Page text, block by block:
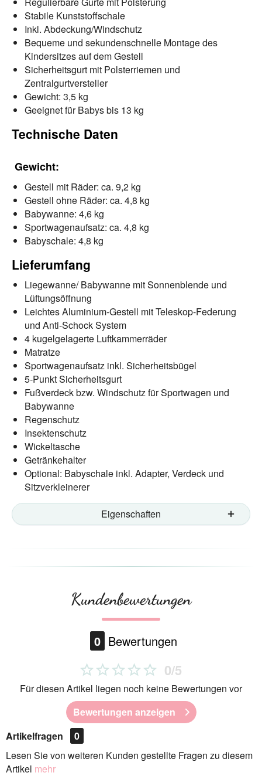
Stabile Kunststoffschale
Inkl. Abdeckung/Windschutz
Bequeme und sekundenschnelle Montage des
Kindersitzes auf dem Gestell
Sicherheitsgurt mit Polsterriemen und
Zentralgurtversteller
Gewicht: 3,5 kg
Geeignet für Babys bis 13 kg
Technische Daten
Gewicht:
Gestell mit Räder: ca. 9,2 kg
Gestell ohne Räder: ca. 4,8 kg
Babywanne: 4,6 kg
Sportwagenaufsatz: ca. 4,8 kg
Babyschale: 4,8 kg
Lieferumfang
Liegewanne/ Babywanne mit Sonnenblende und
Lüftungsöffnung
Leichtes Aluminium-Gestell mit Teleskop-Federung
und Anti-Schock System
4 kugelgelagerte Luftkammerräder
Matratze
Sportwagenaufsatz inkl. Sicherheitsbügel
5-Punkt Sicherheitsgurt
Fußverdeck bzw. Windschutz für Sportwagen und
Babywanne
Regenschutz
Insektenschutz
Wickeltasche
Getränkehalter
Optional: Babyschale inkl. Adapter, Verdeck und
Sitzverkleinerer
Eigenschaften
Kundenbewertungen
0 Bewertungen
0/5
Für diesen Artikel liegen noch keine Bewertungen vor
Bewertungen anzeigen
Artikelfragen
0
Lesen Sie von weiteren Kunden gestellte Fragen zu diesem
Artikel mehr